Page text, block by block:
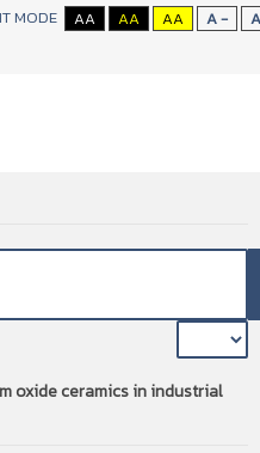
MODE AA AA AA A - A
oxide ceramics in industrial